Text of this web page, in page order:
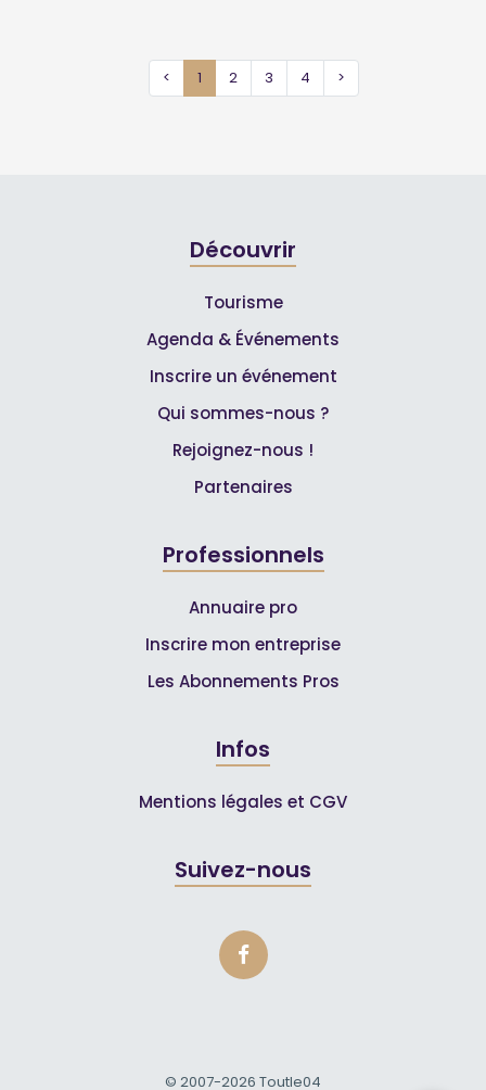
< 1 2 3 4 >
Découvrir
Tourisme
Agenda & Événements
Inscrire un événement
Qui sommes-nous ?
Rejoignez-nous !
Partenaires
Professionnels
Annuaire pro
Inscrire mon entreprise
Les Abonnements Pros
Infos
Mentions légales et CGV
Suivez-nous
© 2007-2026 Toutle04